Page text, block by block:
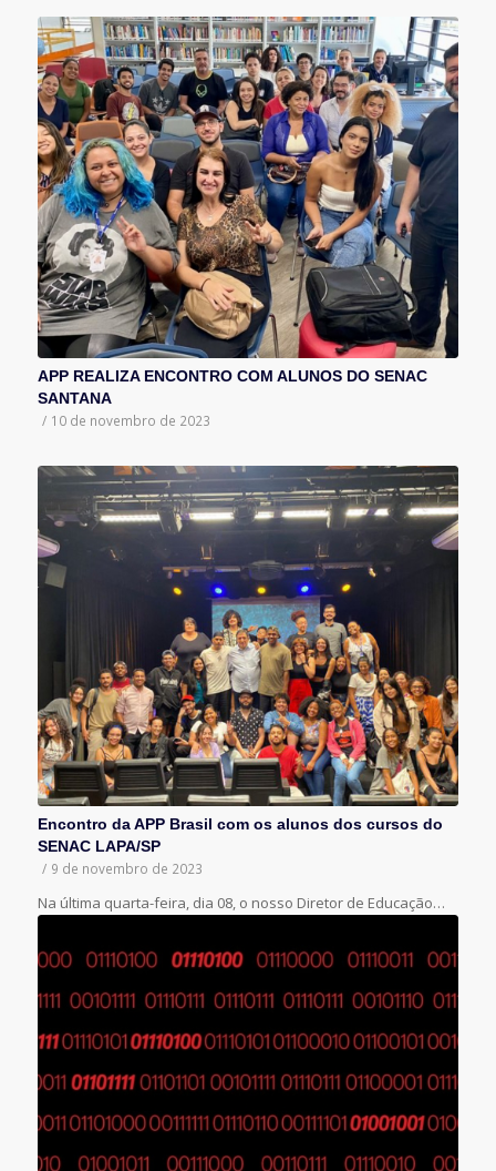
APP REALIZA ENCONTRO COM ALUNOS DO SENAC
SANTANA
/ 10 de novembro de 2023
Encontro da APP Brasil com os alunos dos cursos do
SENAC LAPA/SP
/ 9 de novembro de 2023
Na última quarta-feira, dia 08, o nosso Diretor de Educação…